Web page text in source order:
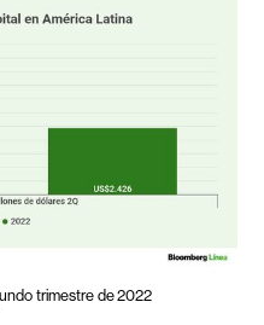
trimestre de 2022